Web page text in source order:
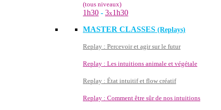
(tous niveaux)
1h30 - 3x1h30
MASTER CLASSES (Replays)
Replay : Percevoir et agir sur le futur
Replay : Les intuitions animale et végétale
Replay : État intuitif et flow créatif
Replay : Comment être sûr de nos intuitions